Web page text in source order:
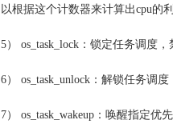
以根据这个计数器来计算出cpu的
5） os_task_lock：锁定任务调度
6） os_task_unlock：解锁任务调
7） os_task_wakeup：唤醒指定